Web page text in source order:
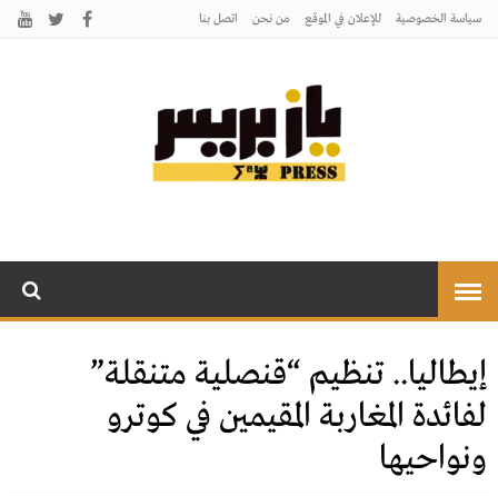
سياسة الخصوصية للإعلان في الموقع من نحن اتصل بنـا
إيطاليا.. تنظيم “قنصلية متنقلة”
لفائدة المغاربة المقيمين في كوترو
ونواحيها